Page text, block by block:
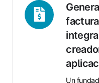
Un
Generadores
de
facturas
documentos